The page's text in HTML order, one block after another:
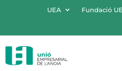
UEA Fundació